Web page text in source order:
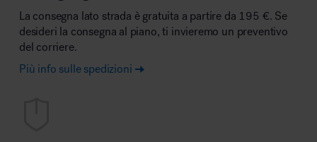
La consegna lato strada è gratuita a partire da 195 €. Se
desideri la consegna al piano, ti invieremo un preventivo
del corriere.
Più info sulle spedizioni